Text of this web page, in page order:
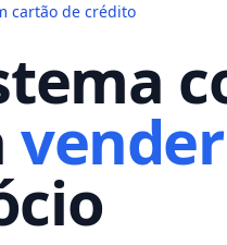
cartão de crédito